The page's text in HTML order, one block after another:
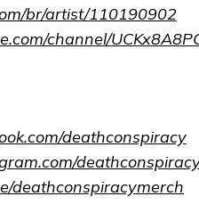
br/artist/110190902
channel/
deathconspiracy
deathconspiracymerch